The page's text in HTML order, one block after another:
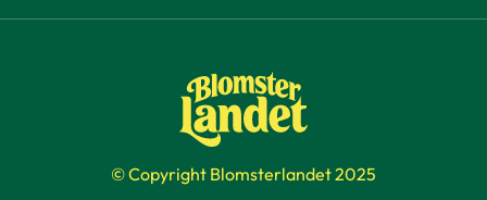
Köp- och leveransvillkor
© Copyright Blomsterlandet 2025